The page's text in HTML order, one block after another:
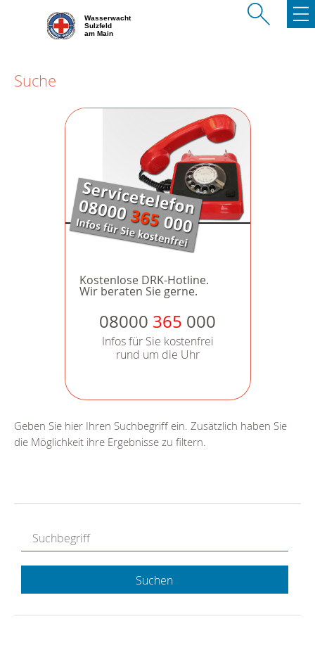
Wasserwacht
Sulzfeld
am Main
Suche
Kostenlose DRK-Hotline.
Wir beraten Sie gerne.
08000 365 000
Infos für Sie kostenfrei
rund um die Uhr
Geben Sie hier Ihren Suchbegriff ein. Zusätzlich haben Sie
die Möglichkeit ihre Ergebnisse zu filtern.
Suchen